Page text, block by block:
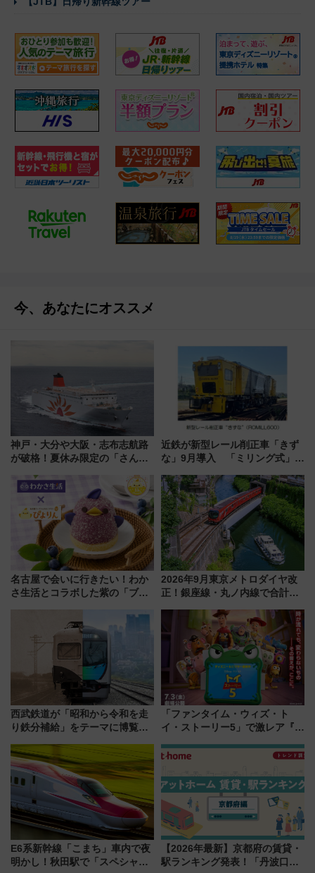
今、あなたにオススメ
神戸・大分や大阪・志布志航路
が破格！夏休み限定の「さんふ
ート 夕朝食ビュッフェ付きで
快適な船旅はいかが？
近鉄が新型レール削正車「きず
な」9月導入 「ミリング式」採
化！安全性や乗り心地の向上に
貢献するだけでなく、全線区で
活躍するための仕組みも
名古屋で会いに行きたい！わか
さ生活とコラボした紫の「ブル
2026年9月東京メトロダイヤ改
正！銀座線・丸ノ内線で合計
西武鉄道が「昭和から令和を走
り鉄分補給」をテーマに博覧会
14日から 新車両「トキイロ」体
験ブースも アクセスや申込方法
を解説
「ファンタイム・ウィズ・ト
イ・ストーリー5」で激レア『ロ
デコレーションも徹底解説
E6系新幹線「こまち」車内で夜
明かし！秋田駅で「スペシャル
【2026年最新】京都府の賃貸・
駅ランキング発表！「丹波口」